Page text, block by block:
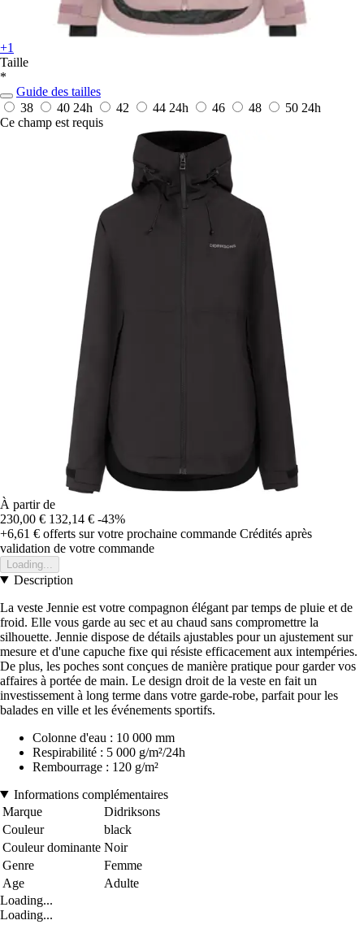
+1
Taille
*
Guide des tailles
38
40 24h 42 44 24h 46 48 50 24h
Ce champ est requis
À partir de
230,00 € 132,14 € -43%
+6,61 € offerts sur votre prochaine commande Crédités après
validation de votre commande
Loading...
Description
La veste Jennie est votre compagnon élégant par temps de pluie et de
froid. Elle vous garde au sec et au chaud sans compromettre la
silhouette. Jennie dispose de détails ajustables pour un ajustement sur
mesure et d'une capuche fixe qui résiste efficacement aux intempéries.
De plus, les poches sont conçues de manière pratique pour garder vos
affaires à portée de main. Le design droit de la veste en fait un
investissement à long terme dans votre garde-robe, parfait pour les
balades en ville et les événements sportifs.
Colonne d'eau : 10 000 mm
Respirabilité : 5 000 g/m²/24h
Rembourrage : 120 g/m²
Informations complémentaires
Marque
Didriksons
Couleur
black
Couleur dominante Noir
Genre
Femme
Age
Adulte
Loading...
Loading...